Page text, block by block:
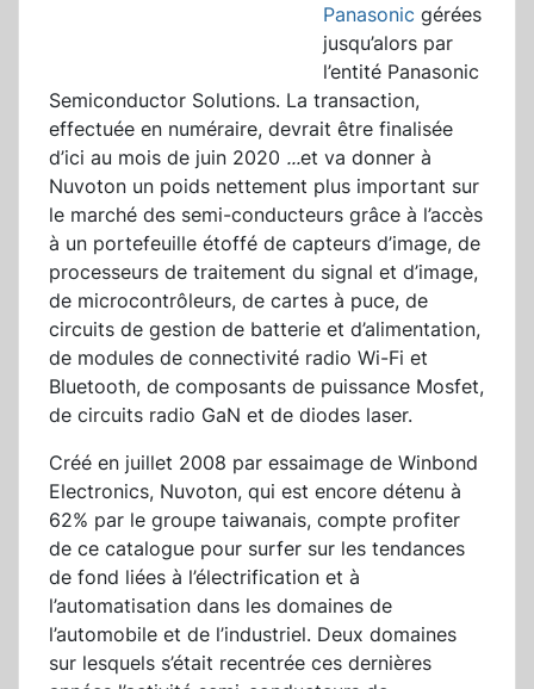
Panasonic gérées
jusqu’alors par
l’entité Panasonic
Semiconductor Solutions. La transaction,
effectuée en numéraire, devrait être finalisée
d’ici au mois de juin 2020 ...et va donner à
Nuvoton un poids nettement plus important sur
le marché des semi-conducteurs grâce à l’accès
à un portefeuille étoffé de capteurs d’image, de
processeurs de traitement du signal et d’image,
de microcontrôleurs, de cartes à puce, de
circuits de gestion de batterie et d’alimentation,
de modules de connectivité radio Wi-Fi et
Bluetooth, de composants de puissance Mosfet,
de circuits radio GaN et de diodes laser.
Créé en juillet 2008 par essaimage de Winbond
Electronics, Nuvoton, qui est encore détenu à
62% par le groupe taiwanais, compte profiter
de ce catalogue pour surfer sur les tendances
de fond liées à l’électrification et à
l’automatisation dans les domaines de
l’automobile et de l’industriel. Deux domaines
sur lesquels s’était recentrée ces dernières